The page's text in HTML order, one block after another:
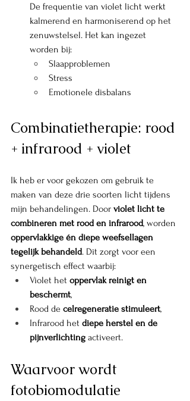
De frequentie van violet licht werkt
kalmerend en harmoniserend op het
zenuwstelsel. Het kan ingezet
worden bij:
Slaapproblemen
Stress
Emotionele disbalans
Combinatietherapie: rood
+ infrarood + violet
Ik heb er voor gekozen om gebruik te
maken van deze drie soorten licht tijdens
mijn behandelingen. Door violet licht te
combineren met rood en infrarood, worden
oppervlakkige én diepe weefsellagen
tegelijk behandeld. Dit zorgt voor een
synergetisch effect waarbij:
Violet het oppervlak reinigt en
beschermt,
Rood de celregeneratie stimuleert,
Infrarood het diepe herstel en de
pijnverlichting activeert.
Waarvoor wordt
fotobiomodulatie